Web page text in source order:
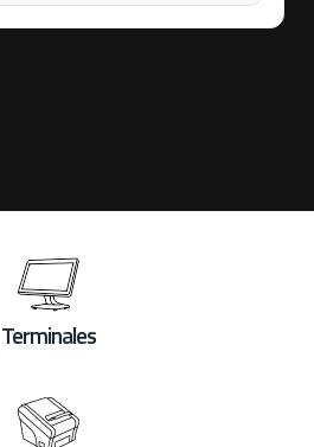
Terminales